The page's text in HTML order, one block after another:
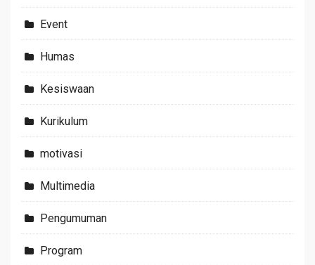
Event
Humas
Kesiswaan
Kurikulum
motivasi
Multimedia
Pengumuman
Program